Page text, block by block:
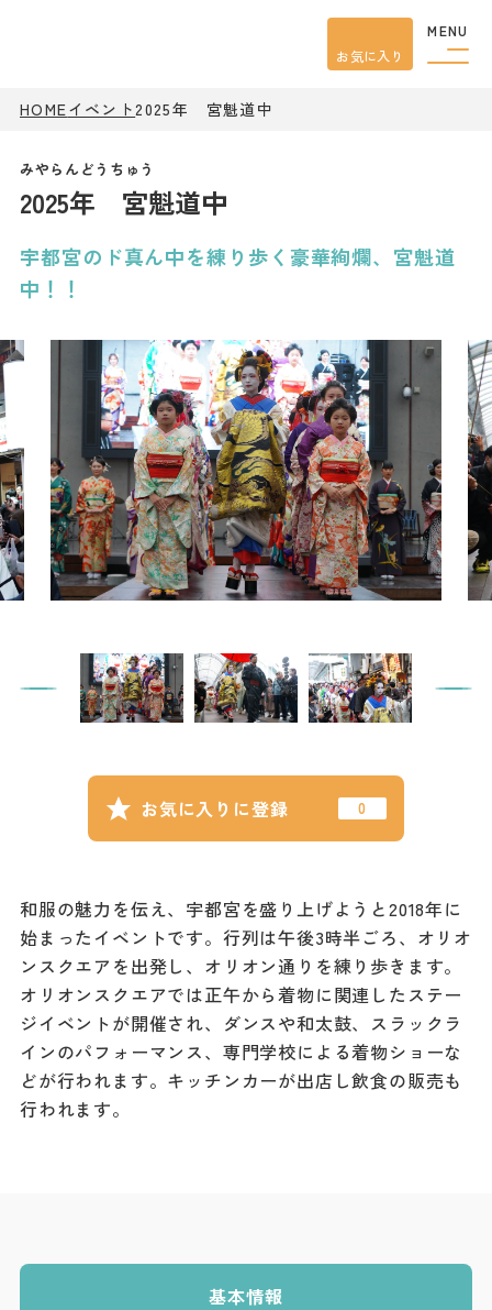
MENU
お気に入り
HOMEイベント2025年 宮魁道中
2025年 宮魁道中
お気に入りに登録
宇都宮のド真ん中を練り歩く豪華絢爛、宮魁道
中！！
和服の魅力を伝え、宇都宮を盛り上げようと2018年に
始まったイベントです。行列は午後3時半ごろ、オリオ
ンスクエアを出発し、オリオン通りを練り歩きます。
オリオンスクエアでは正午から着物に関連したステー
ジイベントが開催され、ダンスや和太鼓、スラックラ
インのパフォーマンス、専門学校による着物ショーな
どが行われます。キッチンカーが出店し飲食の販売も
行われます。
基本情報
イベント
アクセス
ピックアップ
はじめての宇都宮
宇都宮市民ライター
記事
市民がおすすめ！餃
子店
お得なチケット
撮影支援・
MICE
ッション
Languag
e
フォトダウン
ロード
パンフレット
ダウンロード
お問い合わせ